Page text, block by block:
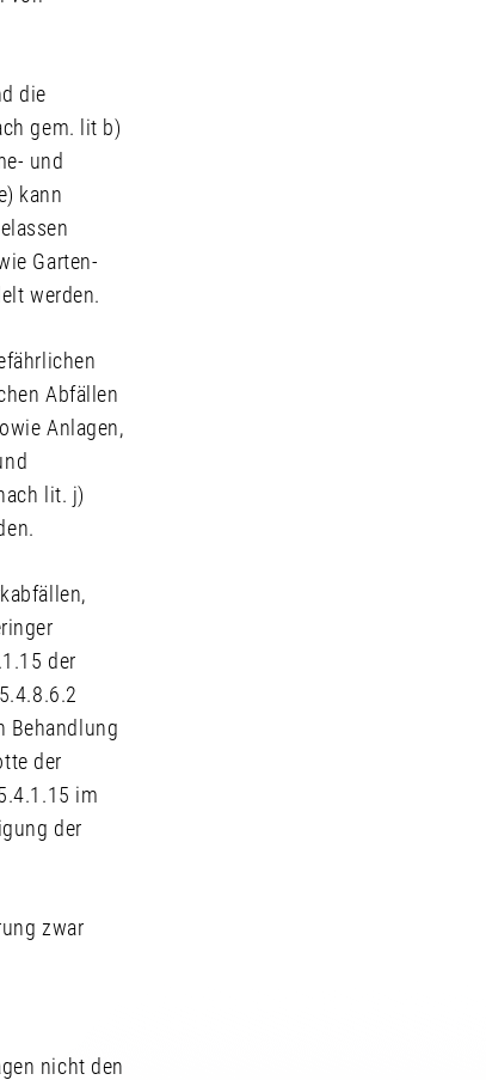
die
gem. lit b)
und
kann
Garten-
werden.
Abfällen
Anlagen,
lit. j)
der
Behandlung
der
im
der
zwar
nicht den